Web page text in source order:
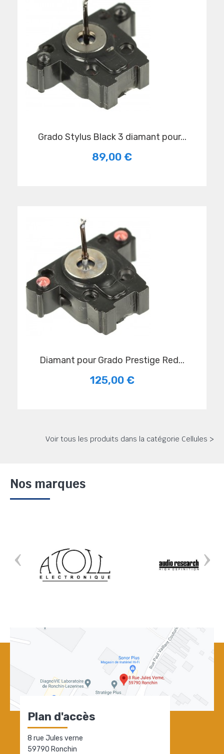
Grado Stylus Black 3 diamant pour...
89,00 €
Diamant pour Grado Prestige Red...
125,00 €
Voir tous les produits dans la catégorie Cellules >
Nos marques
Plan d'accès
8 rue Jules verne
59790 Ronchin